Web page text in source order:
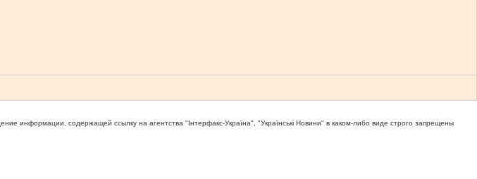
информации, содержащей ссылку на агентства "Iнтерфакс-Україна", "Українськi Новини" в каком-либо виде строго запрещены